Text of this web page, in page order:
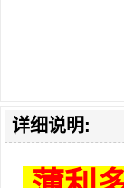
详细说明: